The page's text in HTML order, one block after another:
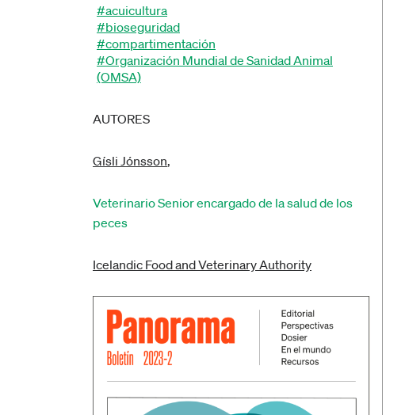
#acuicultura
#bioseguridad
#compartimentación
#Organización Mundial de Sanidad Animal
(OMSA)
AUTORES
Gísli Jónsson,
Veterinario Senior encargado de la salud de los
peces
Icelandic Food and Veterinary Authority